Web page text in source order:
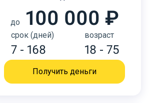
до 100 000 ₽
срок (дней)
7 - 168
возраст
18 - 75
Получить деньги